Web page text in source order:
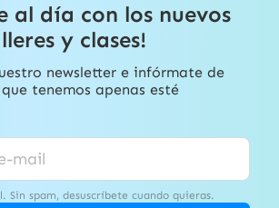
al día con los nuevos
y clases!
newsletter e infórmate de
tenemos apenas esté
Sin spam, desuscríbete cuando quieras.